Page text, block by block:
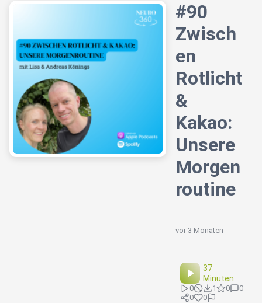
#90
Zwisch
en
Rotlicht
&
Kakao:
Unsere
Morgen
routine
vor 3 Monaten
37
Minuten
0 1 0
0
0
0